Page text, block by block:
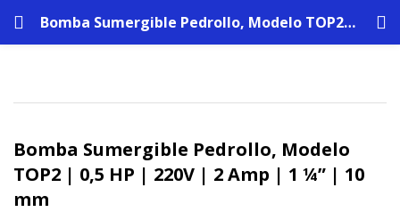
Bomba Sumergible Pedrollo, Modelo TOP2 | 0,5 HP | 220V | 2 Amp | 1 ¼” | 10 mm
Bomba Sumergible Pedrollo, Modelo
TOP2 | 0,5 HP | 220V | 2 Amp | 1 ¼” | 10
mm